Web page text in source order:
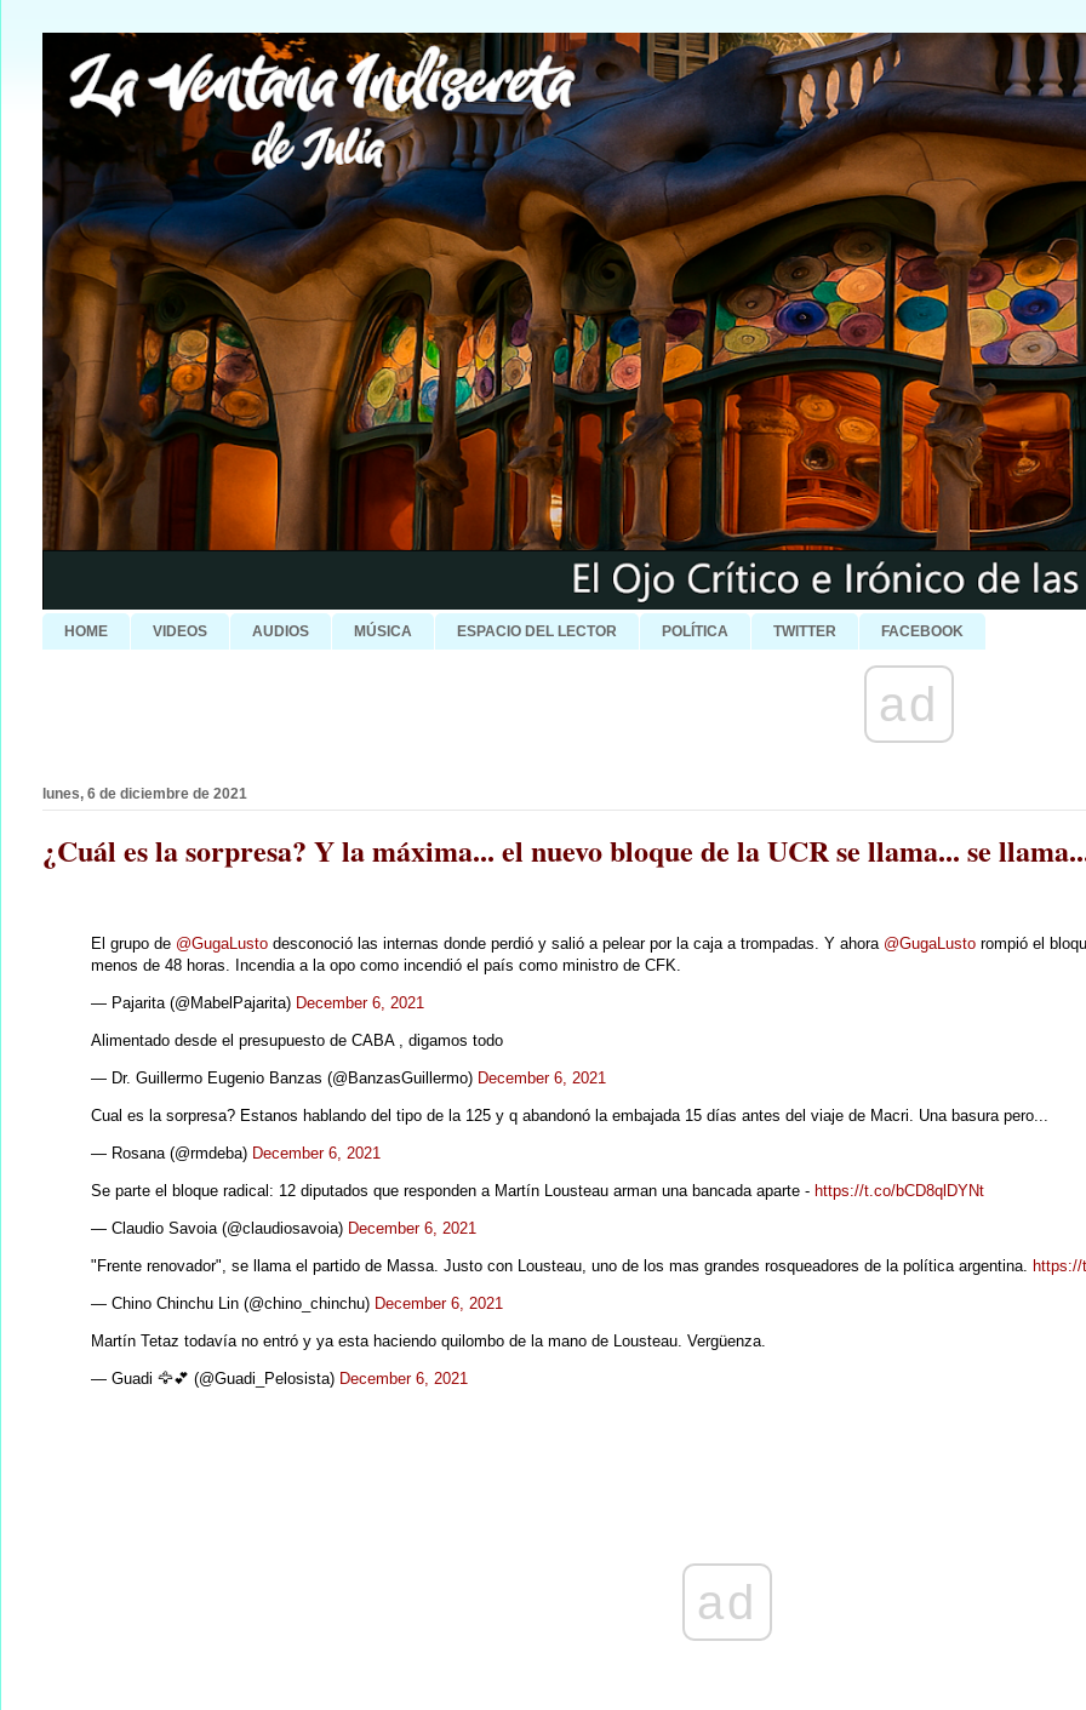
HOME VIDEOS AUDIOS MÚSICA ESPACIO DEL LECTOR POLÍTICA TWITTER FACEBOOK
ad
lunes, 6 de diciembre de 2021
¿Cuál es la sorpresa? Y la máxima... el nuevo bloque de la UCR se llama... se
El grupo de @GugaLusto desconoció las internas donde perdió y salió a pelear por la caja a trompadas. Y ahora @GugaLusto rompió el
menos de 48 horas. Incendia a la opo como incendió el país como ministro de CFK.
— Pajarita (@MabelPajarita) December 6, 2021
Alimentado desde el presupuesto de CABA , digamos todo
— Dr. Guillermo Eugenio Banzas (@BanzasGuillermo) December 6, 2021
Cual es la sorpresa? Estanos hablando del tipo de la 125 y q abandonó la embajada 15 días antes del viaje de Macri. Una basura pero...
— Rosana (@rmdeba) December 6, 2021
Se parte el bloque radical: 12 diputados que responden a Martín Lousteau arman una bancada aparte - https://t.co/bCD8qlDYNt
— Claudio Savoia (@claudiosavoia) December 6, 2021
"Frente renovador", se llama el partido de Massa. Justo con Lousteau, uno de los mas grandes rosqueadores de la política argentina. https://
— Chino Chinchu Lin (@chino_chinchu) December 6, 2021
Martín Tetaz todavía no entró y ya esta haciendo quilombo de la mano de Lousteau. Vergüenza.
— Guadi 🦅💕 (@Guadi_Pelosista) December 6, 2021
ad